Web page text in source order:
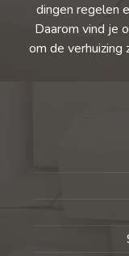
dingen regelen
Daarom vind je
om de